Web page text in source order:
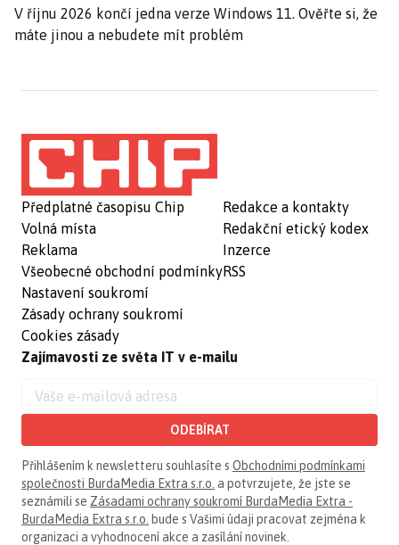
V říjnu 2026 končí jedna verze Windows 11. Ověřte si, že
máte jinou a nebudete mít problém
Předplatné časopisu Chip
Volná místa
Reklama
Všeobecné obchodní podmínky
Nastavení soukromí
Zásady ochrany soukromí
Cookies zásady
Redakce a kontakty
Redakční etický kodex
Inzerce
RSS
Zajímavosti ze světa IT v e-mailu
ODEBÍRAT
Přihlášením k newsletteru souhlasíte s Obchodními podmínkami
společnosti BurdaMedia Extra s.r.o. a potvrzujete, že jste se
seznámili se Zásadami ochrany soukromí BurdaMedia Extra -
BurdaMedia Extra s.r.o. bude s Vašimi údaji pracovat zejména k
organizaci a vyhodnocení akce a zasílání novinek.